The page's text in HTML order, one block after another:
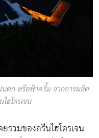
นตก หรือฟ้าครึ้ม จากการผลิต
ฮโดรเจน
รวมของกรีนไฮโดรเจน